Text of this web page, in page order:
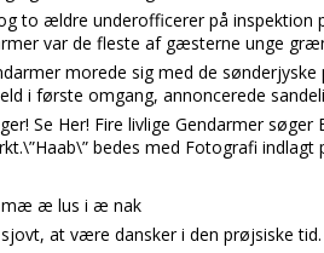
to ældre underofficerer på
var de fleste af gæsterne unge
morede sig med de
i første omgang, annoncerede
Se Her! Fire livlige Gendarmer
bedes med Fotografi
mæ æ lus i æ nak
at være dansker i den prøjsiske